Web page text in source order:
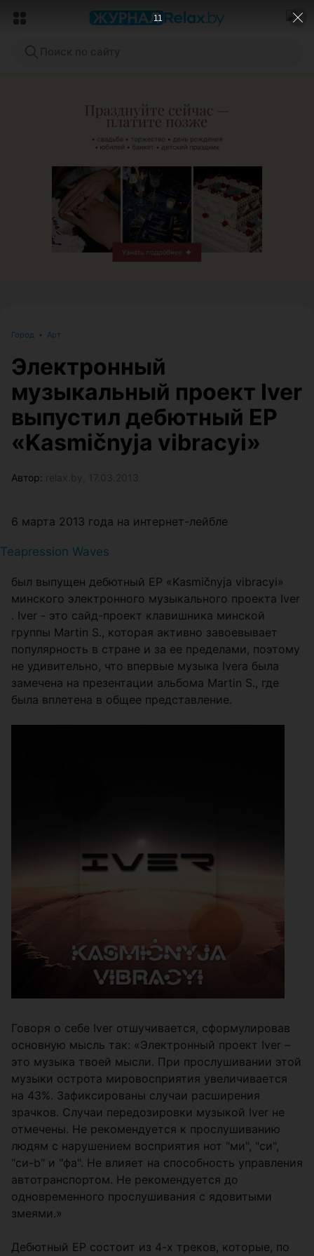
ЭФФЕКТИВНАЯ РЕКЛАМА НА САЙТЕ
Город • Арт
Электронный
музыкальный проект Iver
выпустил дебютный EP
«Kasmičnyja vibracyi»
Автор:
6 марта 2013 года на интернет-лейбле
Teapression Waves
был выпущен дебютный ЕР «Kasmičnyja vibracyi»
минского электронного музыкального проекта Iver
. Iver - это сайд-проект клавишника минской
группы Martin S., которая активно завоевывает
популярность в стране и за ее пределами, поэтому
не удивительно, что впервые музыка Iverа была
замечена на презентации альбома Martin S., где
была вплетена в общее представление.
Говоря о себе Iver отшучивается, сформулировав
основную мысль так: «Электронный проект Iver –
это музыка твоей мысли. При прослушивании этой
музыки острота мировосприятия увеличивается
на 43%. Зафиксированы случаи расширения
зрачков. Случаи передозировки музыкой Iver не
отмечены. Не рекомендуется к прослушиванию
людям с нарушением восприятия нот "ми", "си",
"си-b" и "фа". Не влияет на способность управления
автотранспортом. Не рекомендуется до
одновременного прослушивания с ядовитыми
змеями.»
Дебютный EP состоит из 4-х треков, которые, по
9